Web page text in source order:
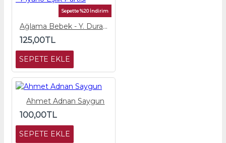
Sepette %20 İndirim
Ağlama Bebek - Y. Durak - Piyano Eşlik Partisi
125,00TL
SEPETE EKLE
Ahmet Adnan Saygun
100,00TL
SEPETE EKLE